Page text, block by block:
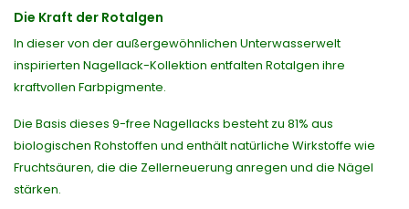
Die Kraft der Rotalgen
In dieser von der außergewöhnlichen Unterwasserwelt
inspirierten Nagellack-Kollektion entfalten Rotalgen ihre
kraftvollen Farbpigmente.
Die Basis dieses 9-free Nagellacks besteht zu 81% aus
biologischen Rohstoffen und enthält natürliche Wirkstoffe wie
Fruchtsäuren, die die Zellerneuerung anregen und die Nägel
stärken.